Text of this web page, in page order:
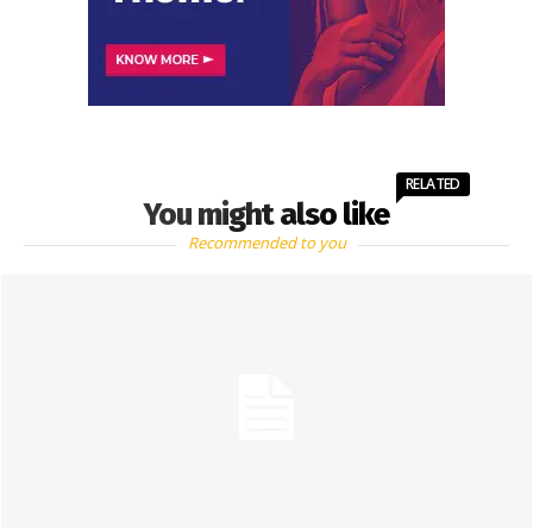
You might also like
RELATED
Recommended to you